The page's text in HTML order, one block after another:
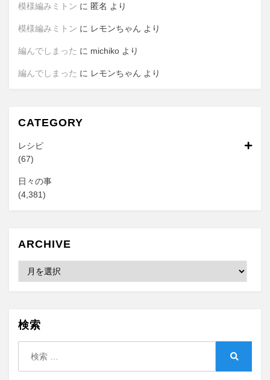
模様編みミトン に 匿名 より
模様編みミトン に レモンちゃん より
編んでしまった に michiko より
編んでしまった に レモンちゃん より
CATEGORY
レシピ
(67)
日々の事
(4,381)
ARCHIVE
Archive
検索